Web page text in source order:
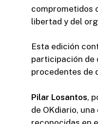
comprometidos
libertad y del
Esta edición
participación de
procedentes de
Pilar Losantos,
de OKdiario,